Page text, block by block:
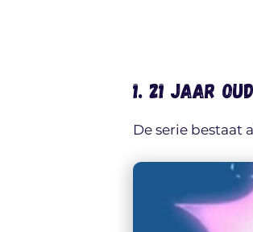
1. 21 jaar oud
De serie bestaat